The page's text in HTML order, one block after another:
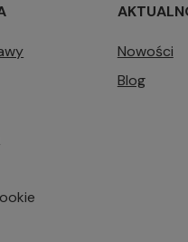
Nowości
Blog